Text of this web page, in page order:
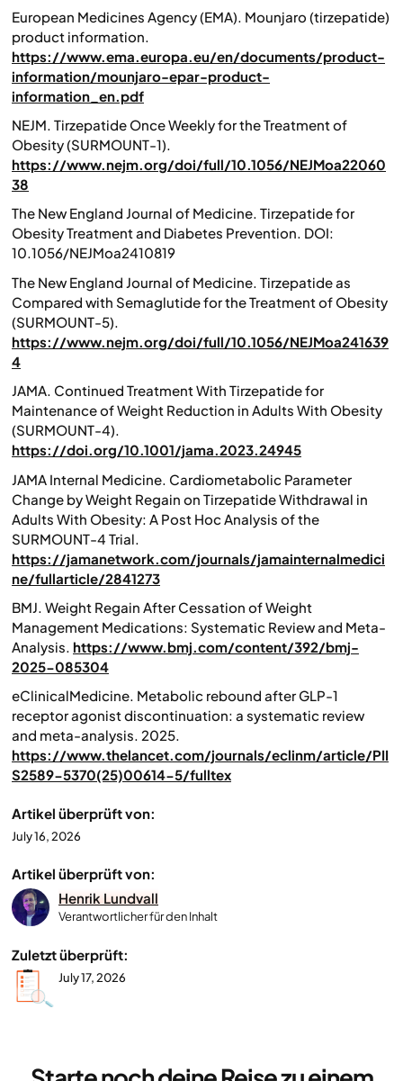
European Medicines Agency (EMA). Mounjaro (tirzepatide)
product information.
https://www.ema.europa.eu/en/documents/product-
information/mounjaro-epar-product-
information_en.pdf
NEJM. Tirzepatide Once Weekly for the Treatment of
Obesity (SURMOUNT-1).
https://www.nejm.org/doi/full/10.1056/NEJMoa22060
38
The New England Journal of Medicine. Tirzepatide for
Obesity Treatment and Diabetes Prevention. DOI:
10.1056/NEJMoa2410819
The New England Journal of Medicine. Tirzepatide as
Compared with Semaglutide for the Treatment of Obesity
(SURMOUNT-5).
https://www.nejm.org/doi/full/10.1056/NEJMoa241639
4
JAMA. Continued Treatment With Tirzepatide for
Maintenance of Weight Reduction in Adults With Obesity
(SURMOUNT-4).
https://doi.org/10.1001/jama.2023.24945
JAMA Internal Medicine. Cardiometabolic Parameter
Change by Weight Regain on Tirzepatide Withdrawal in
Adults With Obesity: A Post Hoc Analysis of the
SURMOUNT-4 Trial.
https://jamanetwork.com/journals/jamainternalmedici
ne/fullarticle/2841273
BMJ. Weight Regain After Cessation of Weight
Management Medications: Systematic Review and Meta-
Analysis. https://www.bmj.com/content/392/bmj-
2025-085304
eClinicalMedicine. Metabolic rebound after GLP-1
receptor agonist discontinuation: a systematic review
and meta-analysis. 2025.
https://www.thelancet.com/journals/eclinm/article/PII
S2589-5370(25)00614-5/fulltex
Artikel überprüft von:
July 16, 2026
Artikel überprüft von:
Henrik Lundvall
Verantwortlicher für den Inhalt
Zuletzt überprüft:
July 17, 2026